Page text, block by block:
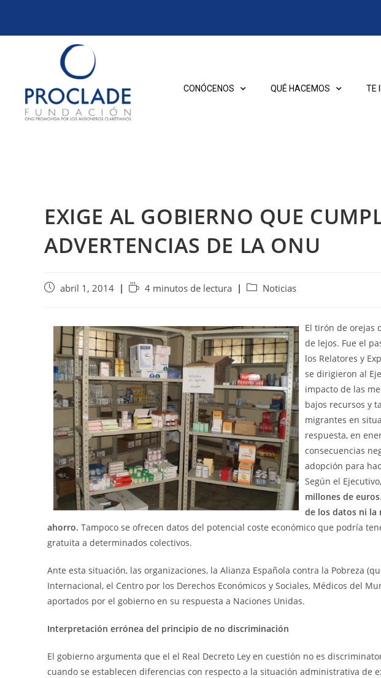
CONÓCENOS QUÉ HACEMOS TE
EXIGE AL GOBIERNO QUE
ADVERTENCIAS DE LA ONU
abril 1, 2014 4 minutos de lectura Noticias
El tirón de orejas
de lejos. Fue el
los Relatores y
se dirigieron al
impacto de las
bajos recursos y
migrantes en
respuesta, en
consecuencias
adopción para
Según el
millones de euros
de los datos ni la
ahorro. Tampoco se ofrecen datos del potencial coste económico que podría
gratuita a determinados colectivos.
Ante esta situación, las organizaciones, la Alianza Española contra la Pobreza
Internacional, el Centro por los Derechos Económicos y Sociales, Médicos del
aportados por el gobierno en su respuesta a Naciones Unidas.
Interpretación errónea del principio de no discriminación
El gobierno argumenta que el el Real Decreto Ley en cuestión no es
cuando se establecen diferencias con respecto a la situación administrativa de